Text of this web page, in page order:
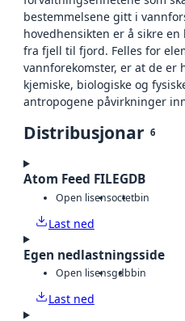
bestemmelsene gitt i
hovedhensikten er å sikre
fra fjell til fjord. Felles for
vannforekomster, er at de er
kjemiske, biologiske og
antropogene påvirkninger
Distribusjonar 6
Atom Feed FILEGDB
Open lisensoctetbin
Last ned
Egen nedlastningsside
Open lisensgdbbin
Last ned